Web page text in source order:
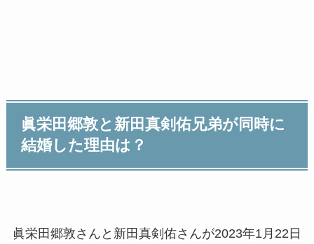
眞栄田郷敦と新田真剣佑兄弟が同時に
結婚した理由は？
眞栄田郷敦さんと新田真剣佑さんが2023年1月22日